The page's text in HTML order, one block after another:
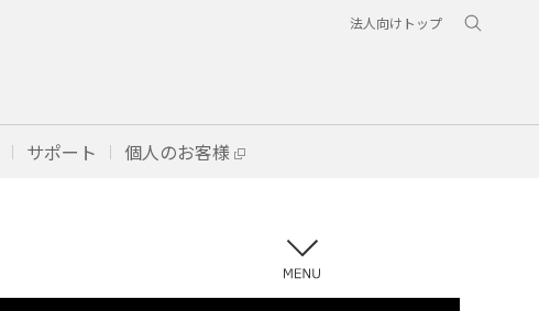
法人向けトップ
サポート 個人のお客様